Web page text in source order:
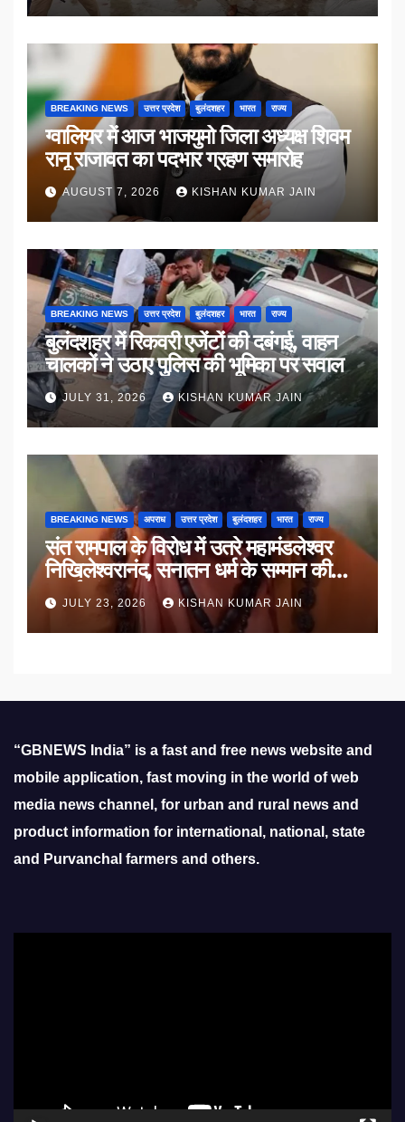
BREAKING NEWS उत्तर प्रदेश बुलंदशहर भारत राज्य
ग्वालियर में आज भाजयुमो जिला अध्यक्ष शिवम
रानू राजावत का पदभार ग्रहण समारोह
AUGUST 7, 2026 KISHAN KUMAR JAIN
BREAKING NEWS उत्तर प्रदेश बुलंदशहर भारत राज्य
बुलंदशहर में रिकवरी एजेंटों की दबंगई, वाहन
चालकों ने उठाए पुलिस की भूमिका पर सवाल
JULY 31, 2026 KISHAN KUMAR JAIN
BREAKING NEWS अपराध उत्तर प्रदेश बुलंदशहर भारत राज्य
संत रामपाल के विरोध में उतरे महामंडलेश्वर
निखिलेश्वरानंद, सनातन धर्म के सम्मान की
उठाई मांग
JULY 23, 2026 KISHAN KUMAR JAIN
“GBNEWS India” is a fast and free news website and
mobile application, fast moving in the world of web
media news channel, for urban and rural news and
product information for international, national, state
and Purvanchal farmers and others.